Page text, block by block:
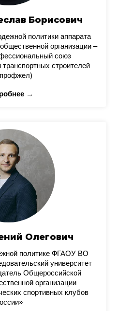
Борисович
политики аппарата
организации –
союз
строителей
→
Олегович
политике ФГАОУ ВО
университет
Общероссийской
организации
спортивных клубов